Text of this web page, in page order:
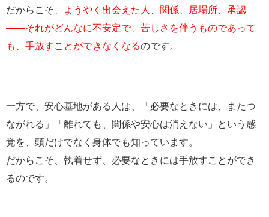
だからこそ、
ようやく出会えた人、関係、居場所、承認
――それがどんなに不安定で、苦しさを伴うものであって
も、手放すことができなくなるのです。
一方で、安心基地がある人は、「必要なときには、またつ
ながれる」「離れても、関係や安心は消えない」という感
覚を、頭だけでなく身体でも知っています。
だからこそ、執着せず、必要なときには手放すことができ
るのです。